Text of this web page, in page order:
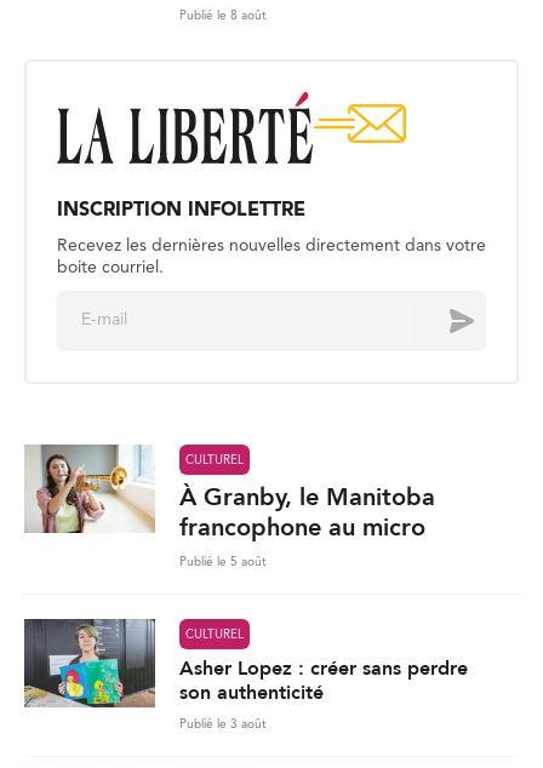
Publié le 8 août
INSCRIPTION INFOLETTRE
Recevez les dernières nouvelles directement dans votre
boite courriel.
Envoyer
CULTUREL
À Granby, le Manitoba
francophone au micro
Publié le 5 août
CULTUREL
Asher Lopez : créer sans perdre
son authenticité
Publié le 3 août